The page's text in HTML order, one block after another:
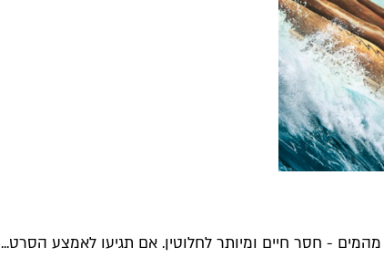
- חסר חיים ומיותר לחלוטין. אם תגיעו לאמצע הסרט...